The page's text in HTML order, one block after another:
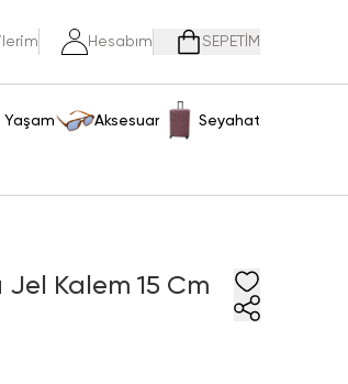
Hesabım SEPETİM
Yaşam Aksesuar Seyahat
Jel Kalem 15 Cm